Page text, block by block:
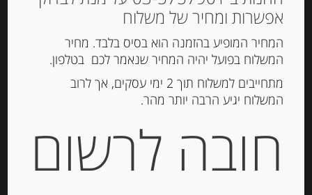
המלאי אזל
מק"ט:3660603004668-1-1
קטגוריה:חרדל ומיונז
תיאור
אפשרות ומחיר של משלוח
המחיר המופיע בהזמנה הוא בסיס בלבד. מחיר
המשלוח בפועל יהיה המחיר שנאמר לכם בטלפון.
מתחייבים למשלוח תוך 2 ימי עסקים, אך לרוב
המשלוח יגיע הרבה יותר מהר.
חובה לרשום